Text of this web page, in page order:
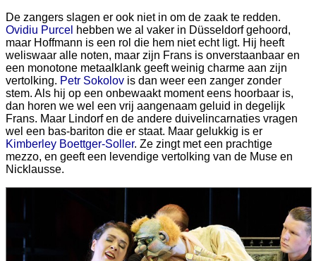
De zangers slagen er ook niet in om de zaak te redden.
Ovidiu Purcel hebben we al vaker in Düsseldorf gehoord,
maar Hoffmann is een rol die hem niet echt ligt. Hij heeft
weliswaar alle noten, maar zijn Frans is onverstaanbaar en
een monotone metaalklank geeft weinig charme aan zijn
vertolking. Petr Sokolov is dan weer een zanger zonder
stem. Als hij op een onbewaakt moment eens hoorbaar is,
dan horen we wel een vrij aangenaam geluid in degelijk
Frans. Maar Lindorf en de andere duivelincarnaties vragen
wel een bas-bariton die er staat. Maar gelukkig is er
Kimberley Boettger-Soller. Ze zingt met een prachtige
mezzo, en geeft een levendige vertolking van de Muse en
Nicklausse.